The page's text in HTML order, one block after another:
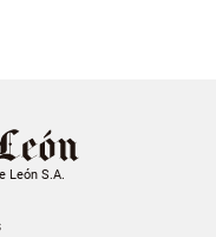
León S.A.